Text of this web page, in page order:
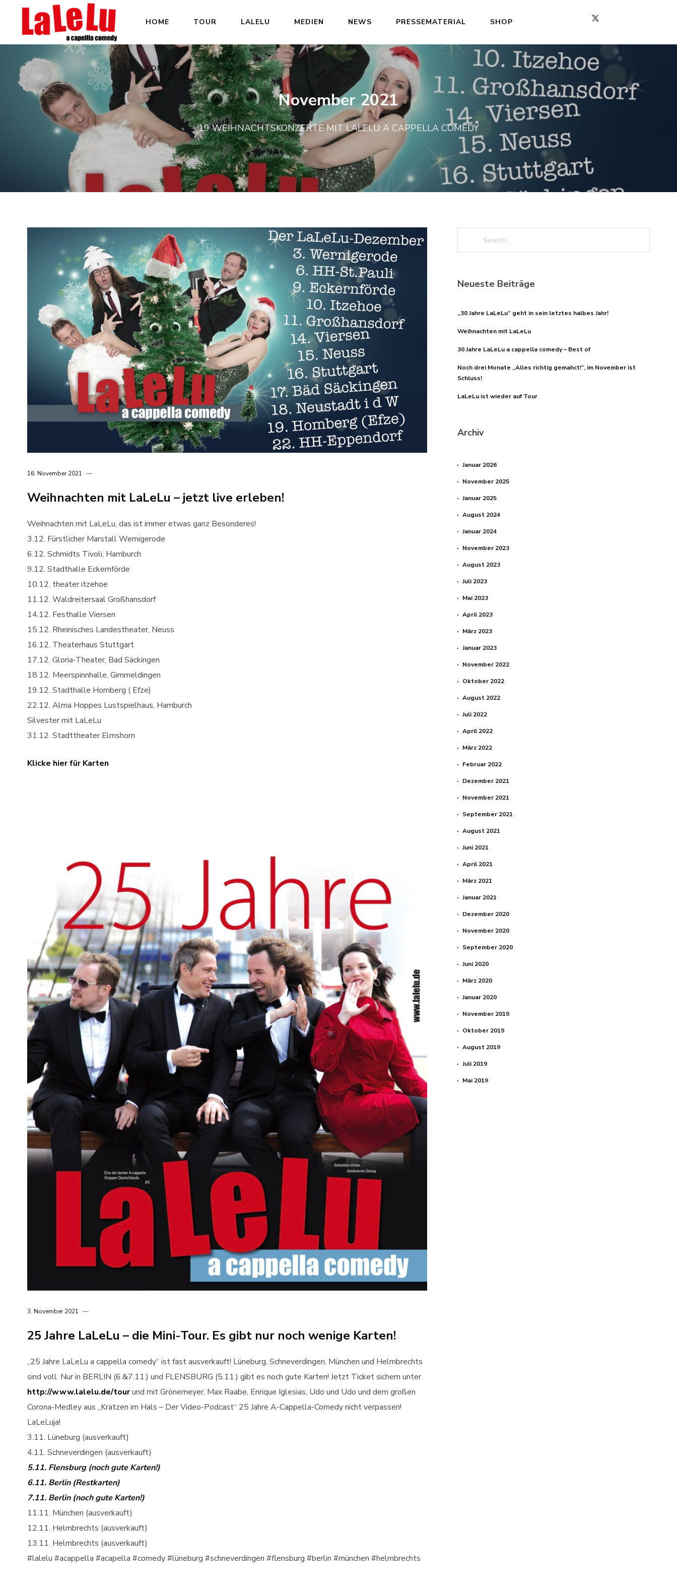
HOME TOUR LALELU MEDIEN NEWS PRESSEMATERIAL SHOP
KONTAKT
November 2021
19 WEIHNACHTSKONZERTE MIT LALELU A CAPPELLA COMEDY
16. November 2021
Weihnachten mit LaLeLu – jetzt live erleben!
Weihnachten mit LaLeLu, das ist immer etwas ganz Besonderes!
3.12. Fürstlicher Marstall Wernigerode
6.12. Schmidts Tivoli, Hamburch
9.12. Stadthalle Eckernförde
10.12. theater itzehoe
11.12. Waldreitersaal Großhansdorf
14.12. Festhalle Viersen
15.12. Rheinisches Landestheater, Neuss
16.12. Theaterhaus Stuttgart
17.12. Gloria-Theater, Bad Säckingen
18.12. Meerspinnhalle, Gimmeldingen
19.12. Stadthalle Homberg ( Efze)
22.12. Alma Hoppes Lustspielhaus, Hamburch
Silvester mit LaLeLu
31.12. Stadttheater Elmshorn
Klicke hier für Karten
3. November 2021
25 Jahre LaLeLu – die Mini-Tour. Es gibt nur noch wenige Karten!
„25 Jahre LaLeLu a cappella comedy“ ist fast ausverkauft! Lüneburg, Schneverdingen, München und Helmbrechts
sind voll. Nur in BERLIN (6.&7.11.) und FLENSBURG (5.11.) gibt es noch gute Karten! Jetzt Ticket sichern unter
http://www.lalelu.de/tourund mit Grönemeyer, Max Raabe, Enrique Iglesias, Udo und Udo und dem großen
Corona-Medley aus „Kratzen im Hals – Der Video-Podcast“ 25 Jahre A-Cappella-Comedy nicht verpassen!
LaLeLuja!
3.11. Lüneburg (ausverkauft)
4.11. Schneverdingen (ausverkauft)
5.11. Flensburg (noch gute Karten!)
6.11. Berlin (Restkarten)
7.11. Berlin (noch gute Karten!)
11.11. München (ausverkauft)
12.11. Helmbrechts (ausverkauft)
13.11. Helmbrechts (ausverkauft)
#lalelu #acappella #acapella #comedy #lüneburg #schneverdingen #flensburg #berlin #münchen #helmbrechts
Neueste Beiträge
„30 Jahre LaLeLu“ geht in sein letztes halbes Jahr!
Weihnachten mit LaLeLu
30 Jahre LaLeLu a cappella comedy – Best of
Noch drei Monate „Alles richtig gemahct!“, im November ist
Schluss!
LaLeLu ist wieder auf Tour
Archiv
Januar 2026
November 2025
Januar 2025
August 2024
Januar 2024
November 2023
August 2023
Juli 2023
Mai 2023
April 2023
März 2023
Januar 2023
November 2022
Oktober 2022
August 2022
Juli 2022
April 2022
März 2022
Februar 2022
Dezember 2021
November 2021
September 2021
August 2021
Juni 2021
April 2021
März 2021
Januar 2021
Dezember 2020
November 2020
September 2020
Juni 2020
März 2020
Januar 2020
November 2019
Oktober 2019
August 2019
Juli 2019
Mai 2019